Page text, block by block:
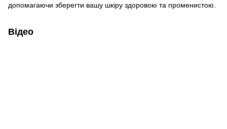
допомагаючи зберегти вашу шкіру здоровою та променистою.
Відео